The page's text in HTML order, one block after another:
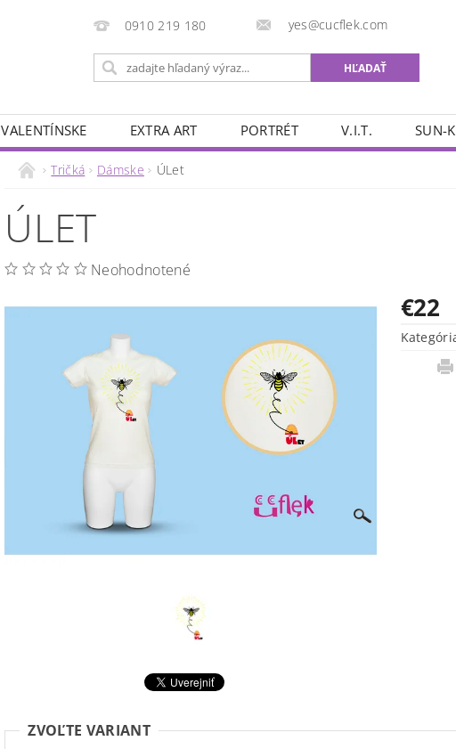
0910 219 180 yes@cucflek.com
VALENTÍNSKE EXTRA ART PORTRÉT V.I.T.
SUN-
Tričká Dámske ÚLet
ÚLET
Neohodnotené
€22
ZVOĽTE VARIANT